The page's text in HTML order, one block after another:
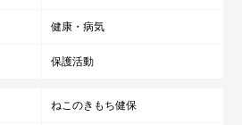
健康・病気
保護活動
ねこのきもち健保